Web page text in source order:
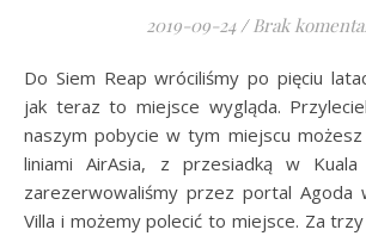
2019-09-24 / Brak
Do Siem Reap wróciliśmy po pięciu latach bardzo ciekawi
jak teraz to miejsce wygląda.
naszym pobycie w tym miejscu
liniami AirAsia, z przesiadką w Kuala
zarezerwowaliśmy przez portal Agoda
Villa i możemy polecić to miejsce. Za trzy